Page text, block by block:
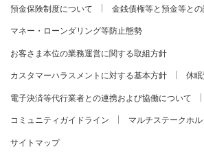
預金保険制度について 金銭債権等と預金等と
マネー・ローンダリング等防止態勢
お客さま本位の業務運営に関する取組方針
カスタマーハラスメントに対する基本方針 休
電子決済等代行業者との連携および協働について
コミュニティガイドライン マルチステークホ
サイトマップ